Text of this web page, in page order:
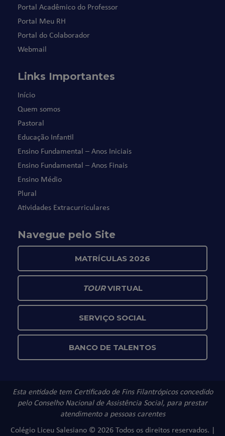
Portal Acadêmico do Professor
Portal Meu RH
Portal do Colaborador
Webmail
Links Importantes
Início
Quem somos
Pastoral
Educação Infantil
Ensino Fundamental – Anos Iniciais
Ensino Fundamental – Anos Finais
Ensino Médio
Plural
Atividades Extracurriculares
Navegue pelo Site
MATRÍCULAS 2026
TOURVIRTUAL
SERVIÇO SOCIAL
BANCO DE TALENTOS
Esta entidade tem Certificado de Fins Filantrópicos concedido
pelo Conselho Nacional de Assistência Social, para prestar
atendimento a pessoas carentes
Colégio Liceu Salesiano © 2026 Todos os direitos reservados. |